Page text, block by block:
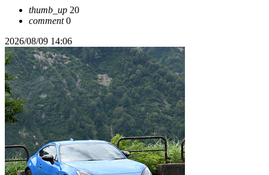
thumb_up 20
comment0
2026/08/09 14:06